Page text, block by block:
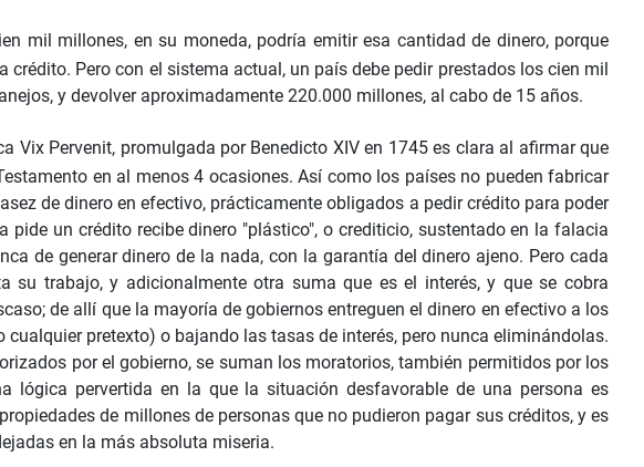
mil millones, en su moneda, podría emitir esa cantidad de dinero, porque
Pero con el sistema actual, un país debe pedir prestados los cien mil
y devolver aproximadamente 220.000 millones, al cabo de 15 años.
Pervenit, promulgada por Benedicto XIV en 1745 es clara al afirmar que
en al menos 4 ocasiones. Así como los países no pueden fabricar
de dinero en efectivo, prácticamente obligados a pedir crédito para poder
un crédito recibe dinero "plástico", o crediticio, sustentado en la falacia
de generar dinero de la nada, con la garantía del dinero ajeno. Pero cada
su trabajo, y adicionalmente otra suma que es el interés, y que se cobra
de allí que la mayoría de gobiernos entreguen el dinero en efectivo a los
pretexto) o bajando las tasas de interés, pero nunca eliminándolas.
por el gobierno, se suman los moratorios, también permitidos por los
lógica pervertida en la que la situación desfavorable de una persona es
de millones de personas que no pudieron pagar sus créditos, y es
en la más absoluta miseria.